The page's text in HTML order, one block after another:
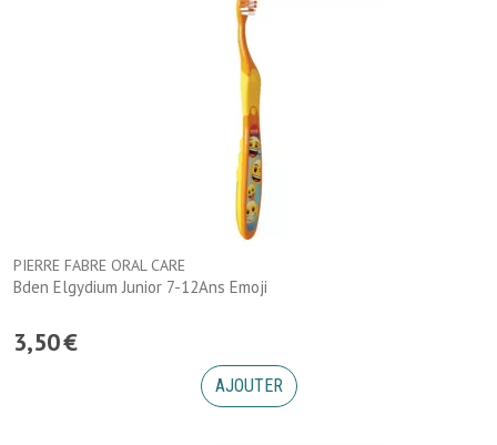
PIERRE FABRE ORAL CARE
Bden Elgydium Junior 7-12Ans Emoji
3,50€
AJOUTER